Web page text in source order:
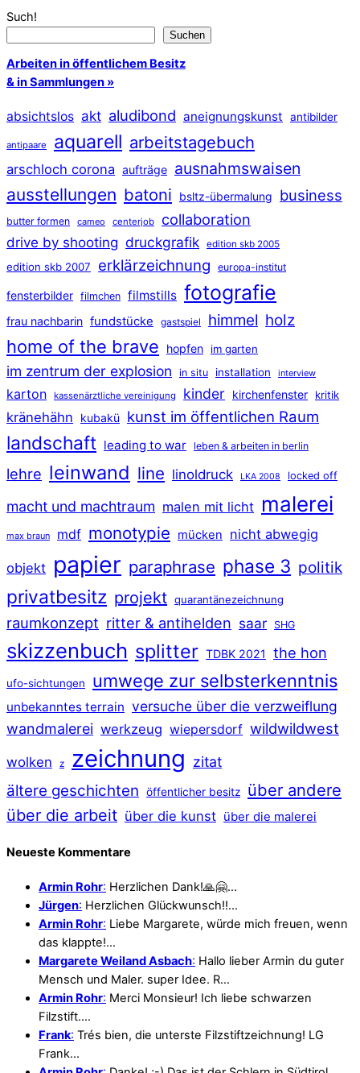
Such!
Suchen
Arbeiten in öffentlichem Besitz
& in Sammlungen »
absichtslos akt aludibond aneignungskunst antibilder
antipaare aquarell arbeitstagebuch
arschloch corona aufträge ausnahmswaisen
ausstellungen batoni bsltz-übermalung business
butter formen cameo centerjob collaboration
drive by shooting druckgrafik edition skb 2005
edition skb 2007 erklärzeichnung europa-institut
fensterbilder filmchen filmstills fotografie
frau nachbarin fundstücke gastspiel himmel holz
home of the brave hopfen im garten
im zentrum der explosion in situ installation interview
karton kassenärztliche vereinigung kinder kirchenfenster kritik
kränehähn kubakü kunst im öffentlichen Raum
landschaft leading to war leben & arbeiten in berlin
lehre leinwand line linoldruck LKA 2008 locked off
macht und machtraum malen mit licht malerei
max braun mdf monotypie mücken nicht abwegig
objekt papier paraphrase phase 3 politik
privatbesitz projekt quarantänezeichnung
raumkonzept ritter & antihelden saar SHG
skizzenbuch splitter TDBK 2021 the hon
ufo-sichtungen umwege zur selbsterkenntnis
unbekanntes terrain versuche über die verzweiflung
wandmalerei werkzeug wiepersdorf wildwildwest
wolken z zeichnung zitat
ältere geschichten öffentlicher besitz über andere
über die arbeit über die kunst über die malerei
Neueste Kommentare
Armin Rohr: Herzlichen Dank!🙏🤗…
Jürgen: Herzlichen Glückwunsch!!…
Armin Rohr: Liebe Margarete, würde mich freuen, wenn
das klappte!…
Margarete Weiland Asbach: Hallo lieber Armin du guter
Mensch und Maler. super Idee. R…
Armin Rohr: Merci Monsieur! Ich liebe schwarzen
Filzstift.…
Frank: Trés bien, die unterste Filzstiftzeichnung! LG
Frank…